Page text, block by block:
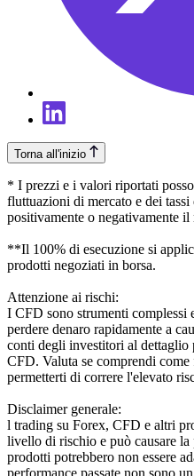
Torna all'inizio
* I prezzi e i valori riportati
fluttuazioni di mercato e dei
positivamente o negativamente
**Il 100% di esecuzione si
prodotti negoziati in borsa.
Attenzione ai rischi:
I CFD sono strumenti complessi
perdere denaro rapidamente a
conti degli investitori al dettaglio
CFD. Valuta se comprendi
permetterti di correre l'elevato
Disclaimer generale:
l trading su Forex, CFD e altri
livello di rischio e può causare
prodotti potrebbero non essere
performance passate non sono